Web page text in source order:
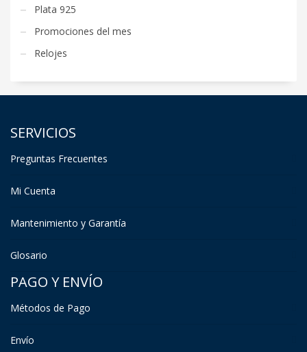
Plata 925
Promociones del mes
Relojes
SERVICIOS
Preguntas Frecuentes
Mi Cuenta
Mantenimiento y Garantía
Glosario
PAGO Y ENVÍO
Métodos de Pago
Envío